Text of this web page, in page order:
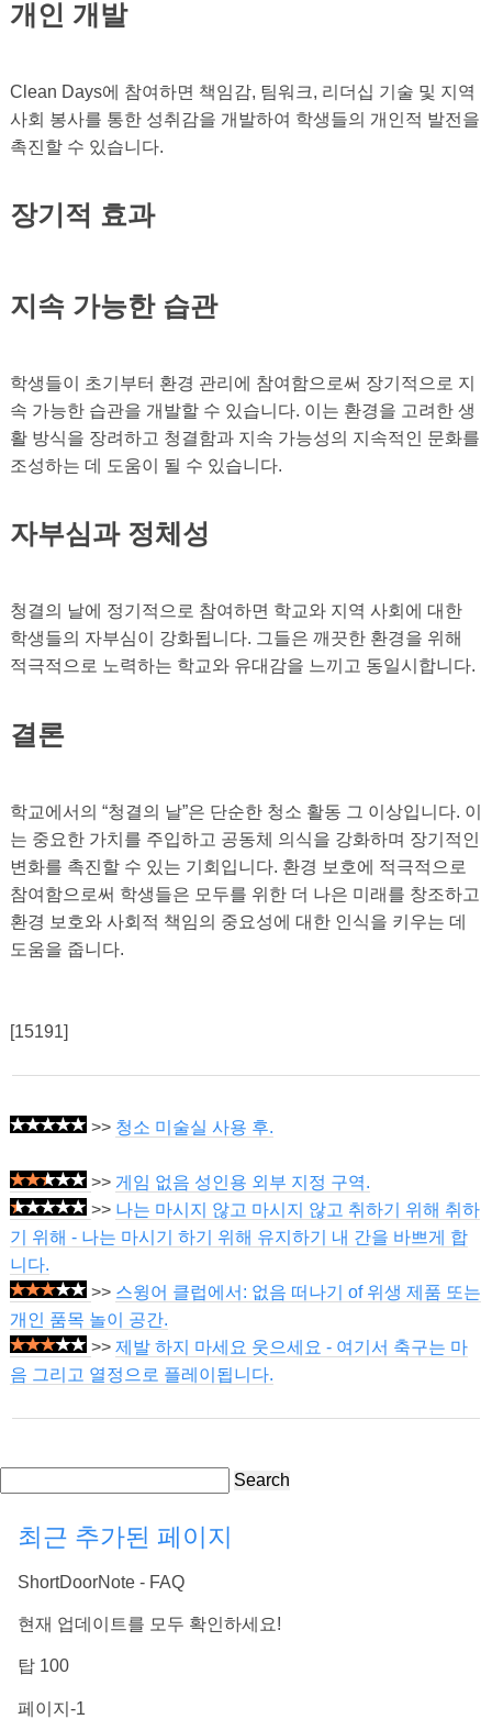
개인 개발
Clean Days에 참여하면 책임감, 팀워크, 리더십 기술 및 지역
사회 봉사를 통한 성취감을 개발하여 학생들의 개인적 발전을
촉진할 수 있습니다.
장기적 효과
지속 가능한 습관
학생들이 초기부터 환경 관리에 참여함으로써 장기적으로 지
속 가능한 습관을 개발할 수 있습니다. 이는 환경을 고려한 생
활 방식을 장려하고 청결함과 지속 가능성의 지속적인 문화를
조성하는 데 도움이 될 수 있습니다.
자부심과 정체성
청결의 날에 정기적으로 참여하면 학교와 지역 사회에 대한
학생들의 자부심이 강화됩니다. 그들은 깨끗한 환경을 위해
적극적으로 노력하는 학교와 유대감을 느끼고 동일시합니다.
결론
학교에서의 “청결의 날”은 단순한 청소 활동 그 이상입니다. 이
는 중요한 가치를 주입하고 공동체 의식을 강화하며 장기적인
변화를 촉진할 수 있는 기회입니다. 환경 보호에 적극적으로
참여함으로써 학생들은 모두를 위한 더 나은 미래를 창조하고
환경 보호와 사회적 책임의 중요성에 대한 인식을 키우는 데
도움을 줍니다.
[15191]
>> 청소 미술실 사용 후.
>> 게임 없음 성인용 외부 지정 구역.
>> 나는 마시지 않고 마시지 않고 취하기 위해 취하
기 위해 - 나는 마시기 하기 위해 유지하기 내 간을 바쁘게 합
니다.
>> 스윙어 클럽에서: 없음 떠나기 of 위생 제품 또는
개인 품목 놀이 공간.
>> 제발 하지 마세요 웃으세요 - 여기서 축구는 마
음 그리고 열정으로 플레이됩니다.
Search
최근 추가된 페이지
ShortDoorNote - FAQ
현재 업데이트를 모두 확인하세요!
탑 100
페이지-1